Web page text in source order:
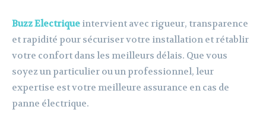
Buzz Electrique intervient avec rigueur, transparence
et rapidité pour sécuriser votre installation et rétablir
votre confort dans les meilleurs délais. Que vous
soyez un particulier ou un professionnel, leur
expertise est votre meilleure assurance en cas de
panne électrique.